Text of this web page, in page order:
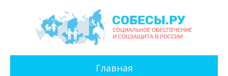
Главная